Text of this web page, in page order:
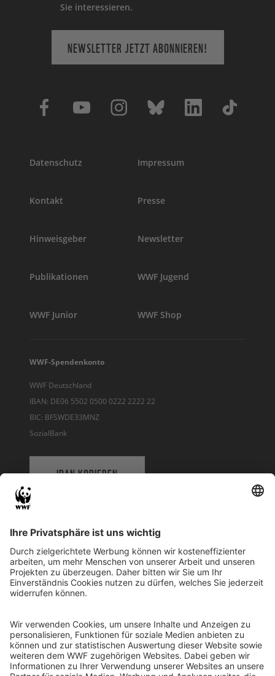
Sie interessieren.
NEWSLETTER JETZT ABONNIEREN!
Datenschutz Impressum
Kontakt Presse
Hinweisgeber Newsletter
Publikationen WWF Jugend
WWF Junior WWF Shop
WWF-Spendenkonto
WWF Deutschland
IBAN: DE06 5502 0500 0222 2222 22
BIC: BFSWDE33MNZ
SozialBank
IBAN KOPIEREN
WWF Deutschland
Reinhardtstr. 18
10117 Berlin
Ihre Spende kann steuerlich geltend gemacht werden
Registriert als Stiftung WWF Deutschland, Senatsverwaltung für
Justiz Berlin, Az: 3416/976/2